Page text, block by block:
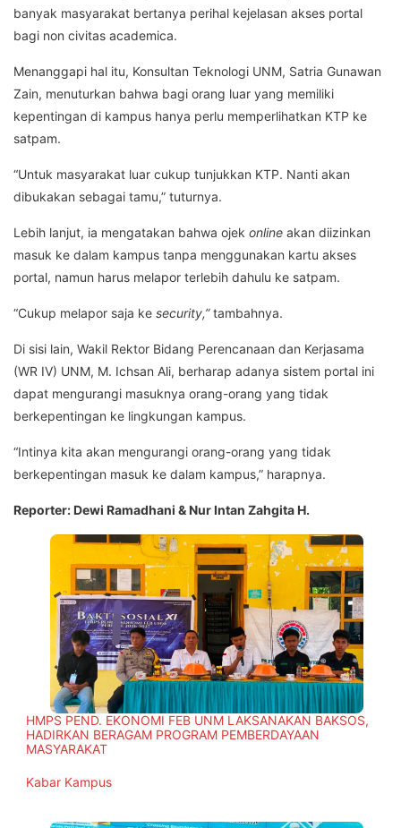
banyak masyarakat bertanya perihal kejelasan akses portal
bagi non civitas academica.
Menanggapi hal itu, Konsultan Teknologi UNM, Satria Gunawan
Zain, menuturkan bahwa bagi orang luar yang memiliki
kepentingan di kampus hanya perlu memperlihatkan KTP ke
satpam.
“Untuk masyarakat luar cukup tunjukkan KTP. Nanti akan
dibukakan sebagai tamu,” tuturnya.
Lebih lanjut, ia mengatakan bahwa ojek online akan diizinkan
masuk ke dalam kampus tanpa menggunakan kartu akses
portal, namun harus melapor terlebih dahulu ke satpam.
“Cukup melapor saja ke security,”tambahnya.
Di sisi lain, Wakil Rektor Bidang Perencanaan dan Kerjasama
(WR IV) UNM, M. Ichsan Ali, berharap adanya sistem portal ini
dapat mengurangi masuknya orang-orang yang tidak
berkepentingan ke lingkungan kampus.
“Intinya kita akan mengurangi orang-orang yang tidak
berkepentingan masuk ke dalam kampus,” harapnya.
Reporter: Dewi Ramadhani & Nur Intan Zahgita H.
HMPS PEND. EKONOMI FEB UNM LAKSANAKAN BAKSOS,
HADIRKAN BERAGAM PROGRAM PEMBERDAYAAN
MASYARAKAT
In relation to
Kabar Kampus